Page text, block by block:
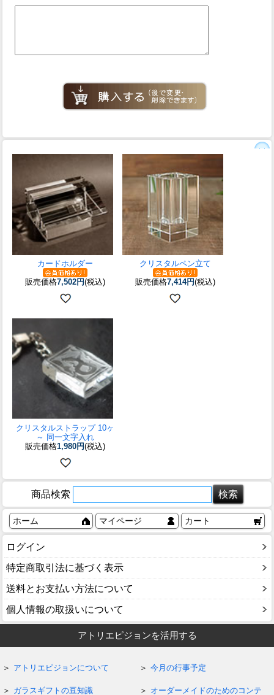
カードホルダー
販売価格7,502円(税込)
クリスタルペン立て
販売価格7,414円(税込)
クリスタルストラップ 10ヶ
～ 同一文字入れ
販売価格1,980円(税込)
商品検索
ホーム マイページ カート
ログイン
特定商取引法に基づく表示
送料とお支払い方法について
個人情報の取扱いについて
アトリエピジョンを活用する
アトリエピジョンについて 今月の行事予定
ガラスギフトの豆知識
オーダーメイドのためのコンテ